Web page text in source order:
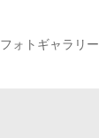
フォトギャラリー